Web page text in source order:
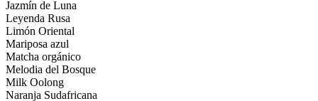
Jazmín de Luna
Leyenda Rusa
Limón Oriental
Mariposa azul
Matcha orgánico
Melodia del Bosque
Milk Oolong
Naranja Sudafricana